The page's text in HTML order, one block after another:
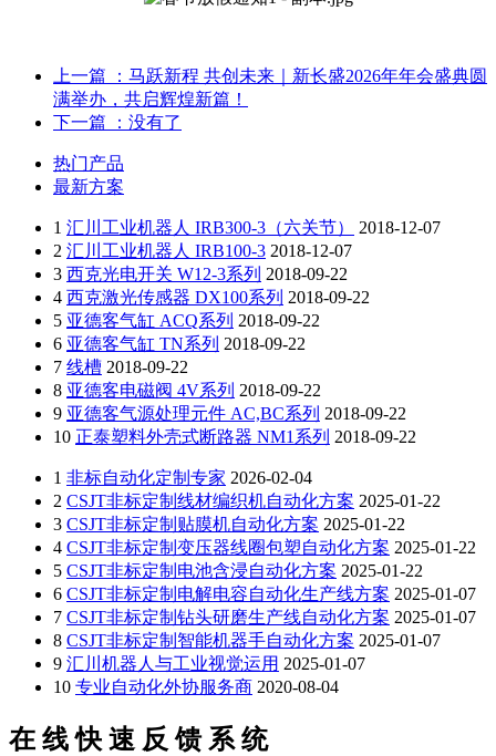
上一篇
：马跃新程 共创未来｜新长盛2026年年会盛典圆
满举办，共启辉煌新篇！
下一篇
：没有了
热门产品
最新方案
1 汇川工业机器人 IRB300-3（六关节）
2018-12-07
2 汇川工业机器人 IRB100-3 2018-12-07
3 西克光电开关 W12-3系列 2018-09-22
4 西克激光传感器 DX100系列 2018-09-22
5 亚德客气缸 ACQ系列 2018-09-22
6 亚德客气缸 TN系列 2018-09-22
7 线槽 2018-09-22
8 亚德客电磁阀 4V系列 2018-09-22
9 亚德客气源处理元件 AC,BC系列 2018-09-22
10 正泰塑料外壳式断路器 NM1系列 2018-09-22
1 非标自动化定制专家 2026-02-04
2 CSJT非标定制线材编织机自动化方案 2025-01-22
3 CSJT非标定制贴膜机自动化方案 2025-01-22
4 CSJT非标定制变压器线圈包塑自动化方案 2025-01-22
5 CSJT非标定制电池含浸自动化方案 2025-01-22
6 CSJT非标定制电解电容自动化生产线方案 2025-01-07
7 CSJT非标定制钻头研磨生产线自动化方案 2025-01-07
8 CSJT非标定制智能机器手自动化方案 2025-01-07
9 汇川机器人与工业视觉运用 2025-01-07
10 专业自动化外协服务商 2020-08-04
在 线 快 速 反 馈 系 统